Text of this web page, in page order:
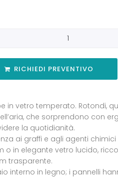
RICHIEDI PREVENTIVO
vetro temperato. Rotondi,
che sorprendono con
la quotidianità.
ai graffi e agli agenti chimici
in elegante vetro lucido,
trasparente.
interno in legno; i pannelli